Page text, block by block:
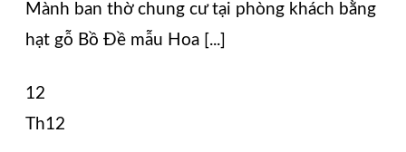
Mành ban thờ chung cư tại phòng khách bằng
hạt gỗ Bồ Đề mẫu Hoa [...]
12
Th12